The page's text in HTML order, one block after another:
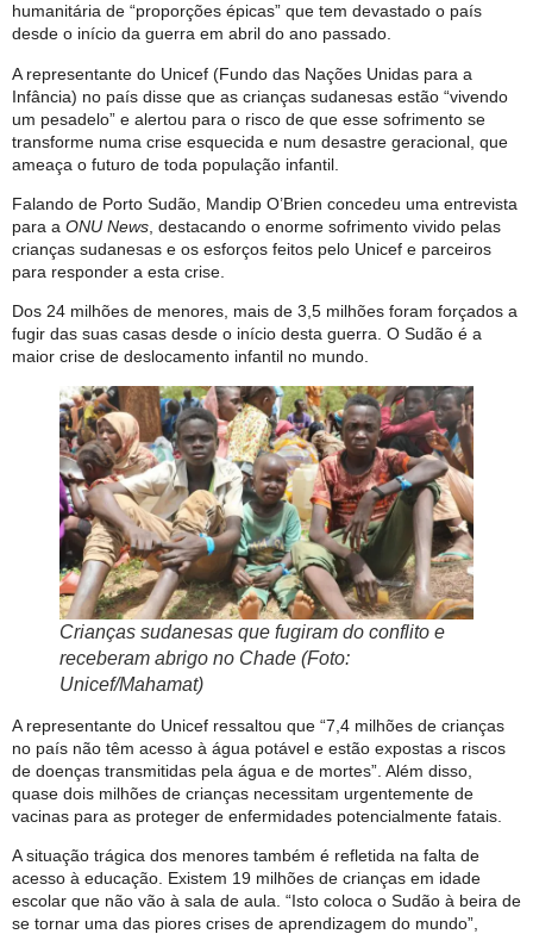
humanitária de “proporções épicas” que tem devastado o país
desde o início da guerra em abril do ano passado.
A representante do Unicef (Fundo das Nações Unidas para a
Infância) no país disse que as crianças sudanesas estão “vivendo
um pesadelo” e alertou para o risco de que esse sofrimento se
transforme numa crise esquecida e num desastre geracional, que
ameaça o futuro de toda população infantil.
Falando de Porto Sudão, Mandip O’Brien concedeu uma entrevista
para a ONU News , destacando o enorme sofrimento vivido pelas
crianças sudanesas e os esforços feitos pelo Unicef e parceiros
para responder a esta crise.
Dos 24 milhões de menores, mais de 3,5 milhões foram forçados a
fugir das suas casas desde o início desta guerra. O Sudão é a
maior crise de deslocamento infantil no mundo.
Crianças sudanesas que fugiram do conflito e
receberam abrigo no Chade (Foto:
Unicef/Mahamat)
A representante do Unicef ressaltou que “7,4 milhões de crianças
no país não têm acesso à água potável e estão expostas a riscos
de doenças transmitidas pela água e de mortes”. Além disso,
quase dois milhões de crianças necessitam urgentemente de
vacinas para as proteger de enfermidades potencialmente fatais.
A situação trágica dos menores também é refletida na falta de
acesso à educação. Existem 19 milhões de crianças em idade
escolar que não vão à sala de aula. “Isto coloca o Sudão à beira de
se tornar uma das piores crises de aprendizagem do mundo”,